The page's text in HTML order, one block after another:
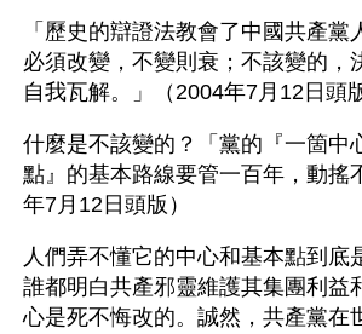
「歷史的辯證法教會了中國共產黨
必須改變，不變則衰；不該變的，
自我瓦解。」（2004年7月12日頭
什麼是不該變的？「黨的『一箇中
點』的基本路線要管一百年，動搖
年7月12日頭版）
人們弄不懂它的中心和基本點到底
誰都明白共產邪靈維護其集團利益
心是死不悔改的。誠然，共產黨在